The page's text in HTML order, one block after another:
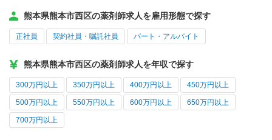
熊本県熊本市西区の薬剤師求人を雇用形態で探す
正社員 契約社員・嘱託社員 パート・アルバイト
熊本県熊本市西区の薬剤師求人を年収で探す
300万円以上 350万円以上 400万円以上 450万円以上
500万円以上 550万円以上 600万円以上 650万円以上
700万円以上